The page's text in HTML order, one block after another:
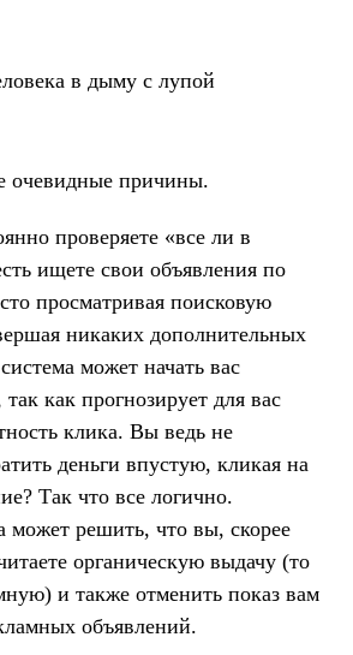
очевидные причины.
проверяете «все ли в
ищете свои объявления по
просматривая поисковую
никаких дополнительных
может начать вас
как прогнозирует для вас
клика. Вы ведь не
деньги впустую, кликая на
Так что все логично.
может решить, что вы, скорее
органическую выдачу (то
и также отменить показ вам
объявлений.